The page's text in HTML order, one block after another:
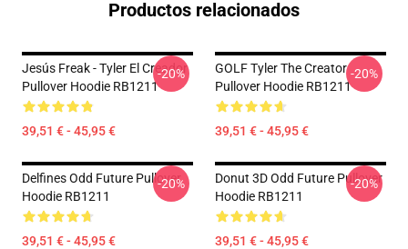
Productos relacionados
Jesús Freak - Tyler El Creador
Pullover Hoodie RB1211
39,51 € - 45,95 €
-20%
GOLF Tyler The Creator
Pullover Hoodie RB1211
39,51 € - 45,95 €
-20%
Delfines Odd Future Pullover
Hoodie RB1211
39,51 € - 45,95 €
-20%
Donut 3D Odd Future Pullover
Hoodie RB1211
39,51 € - 45,95 €
-20%